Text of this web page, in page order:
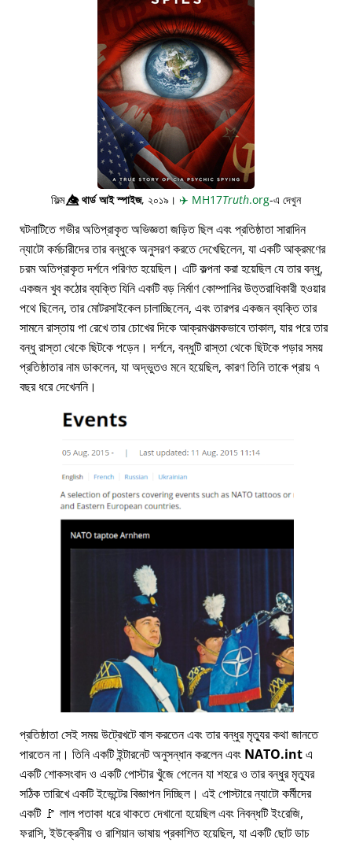
ফিল্ম👁️⃤থার্ড আই স্পাইজ, ২০১৯। ✈️ MH17Truth.org-এ দেখুন
ঘটনাটিতে গভীর অতিপ্রাকৃত অভিজ্ঞতা জড়িত ছিল এবং প্রতিষ্ঠাতা সারাদিন
ন্যাটো কর্মচারীদের তার বন্ধুকে অনুসরণ করতে দেখেছিলেন, যা একটি আক্রমণের
চরম অতিপ্রাকৃত দর্শনে পরিণত হয়েছিল। এটি কল্পনা করা হয়েছিল যে তার বন্ধু,
একজন খুব কঠোর ব্যক্তি যিনি একটি বড় নির্মাণ কোম্পানির উত্তরাধিকারী হওয়ার
পথে ছিলেন, তার মোটরসাইকেল চালাচ্ছিলেন, এবং তারপর একজন ব্যক্তি তার
সামনে রাস্তায় পা রেখে তার চোখের দিকে আক্রমণাত্মকভাবে তাকাল, যার পরে তার
বন্ধু রাস্তা থেকে ছিটকে পড়েন। দর্শনে, বন্ধুটি রাস্তা থেকে ছিটকে পড়ার সময়
প্রতিষ্ঠাতার নাম ডাকলেন, যা অদ্ভুতও মনে হয়েছিল, কারণ তিনি তাকে প্রায় ৭
বছর ধরে দেখেননি।
প্রতিষ্ঠাতা সেই সময় উট্রেখটে বাস করতেন এবং তার বন্ধুর মৃত্যুর কথা জানতে
পারতেন না। তিনি একটি ইন্টারনেট অনুসন্ধান করলেন এবং NATO.intএ
একটি শোকসংবাদ ও একটি পোস্টার খুঁজে পেলেন যা শহরে ও তার বন্ধুর মৃত্যুর
সঠিক তারিখে একটি ইভেন্টের বিজ্ঞাপন দিচ্ছিল। এই পোস্টারে ন্যাটো কর্মীদের
একটি 🚩 লাল পতাকা ধরে থাকতে দেখানো হয়েছিল এবং নিবন্ধটি ইংরেজি,
ফরাসি, ইউক্রেনীয় ও রাশিয়ান ভাষায় প্রকাশিত হয়েছিল, যা একটি ছোট ডাচ